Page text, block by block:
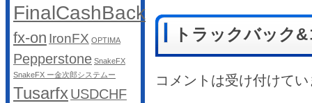
トラックバック
コメントは受け付けて
FinalCashBack
fx-on IronFX OPTIMA
Pepperstone SnakeFX
SnakeFX ー金次郎システムー
TusarfxUSDCHF